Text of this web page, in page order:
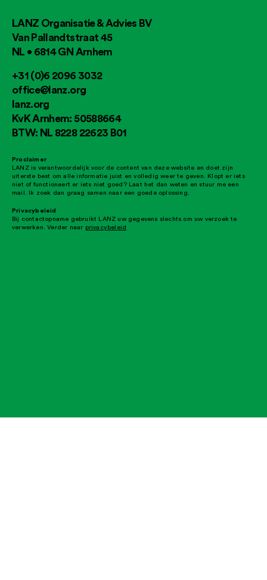
LANZ Organisatie & Advies BV
Van Pallandtstraat 45
NL • 6814 GN Arnhem
+31 (0)6 2096 3032
office@lanz.org
lanz.org
KvK Arnhem: 50588664
BTW: NL 8228 22623 B01
Proclaimer
LANZ is verantwoordelijk voor de content van deze website en doet zijn
uiterste best om alle informatie juist en volledig weer te geven. Klopt er iets
niet of functioneert er iets niet goed? Laat het dan weten en stuur me een
mail. Ik zoek dan graag samen naar een goede oplossing.
Privacybeleid
Bij contactopname gebruikt LANZ uw gegevens slechts om uw verzoek te
verwerken. Verder naar privacybeleid